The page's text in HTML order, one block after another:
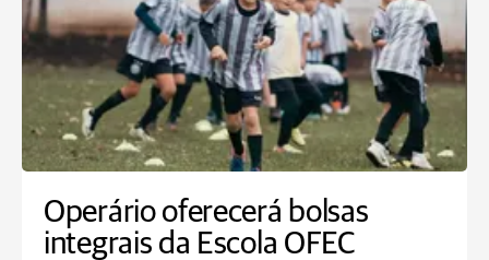
Operário oferecerá bolsas
integrais da Escola OFEC